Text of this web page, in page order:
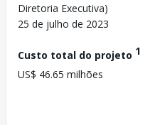
Diretoria Executiva)
25 de julho de 2023
Custo total do projeto 1
US$ 46.65 milhões